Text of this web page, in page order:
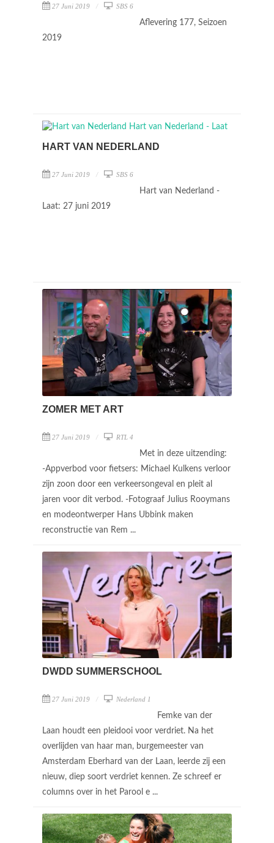
27 Juni 2019 SBS 6
Aflevering 177, Seizoen
2019
HART VAN NEDERLAND
27 Juni 2019 SBS 6
Hart van Nederland -
Laat: 27 juni 2019
ZOMER MET ART
27 Juni 2019 RTL 4
Met in deze uitzending:
-Appverbod voor fietsers: Michael Kulkens verloor
zijn zoon door een verkeersongeval en pleit al
jaren voor dit verbod. -Fotograaf Julius Rooymans
en modeontwerper Hans Ubbink maken
reconstructie van Rem ...
DWDD SUMMERSCHOOL
27 Juni 2019 Nederland 1
Femke van der
Laan houdt een pleidooi voor verdriet. Na het
overlijden van haar man, burgemeester van
Amsterdam Eberhard van der Laan, leerde zij een
nieuw, diep soort verdriet kennen. Ze schreef er
columns over in het Parool e ...